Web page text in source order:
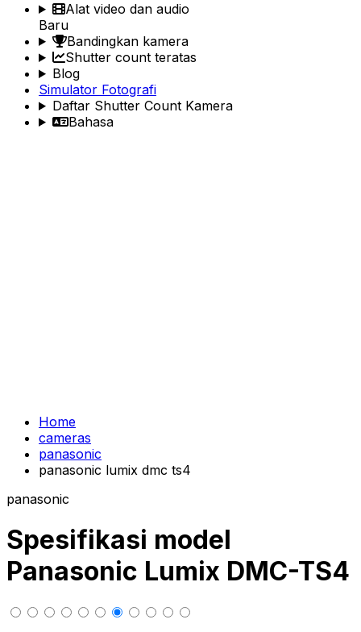
Alat video dan audio
Baru
Bandingkan kamera
Shutter count teratas
Blog
Simulator Fotografi
Daftar Shutter Count Kamera
Bahasa
Home
cameras
panasonic
panasonic lumix dmc ts4
panasonic
Spesifikasi model
Panasonic Lumix DMC-TS4